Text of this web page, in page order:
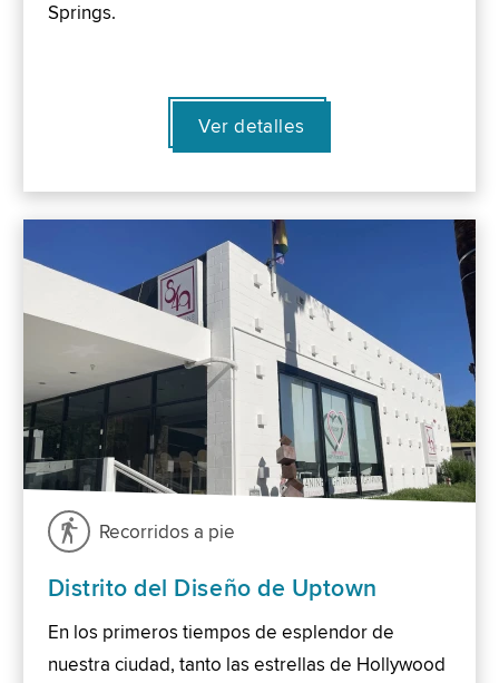
Springs.
Ver detalles
Recorridos a pie
Distrito del Diseño de Uptown
En los primeros tiempos de esplendor de
nuestra ciudad, tanto las estrellas de Hollywood